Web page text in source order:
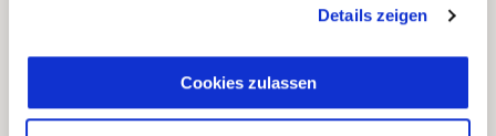
Details zeigen
Cookies zulassen
4
Zusammenarbeit in den
lokalen Partnern.